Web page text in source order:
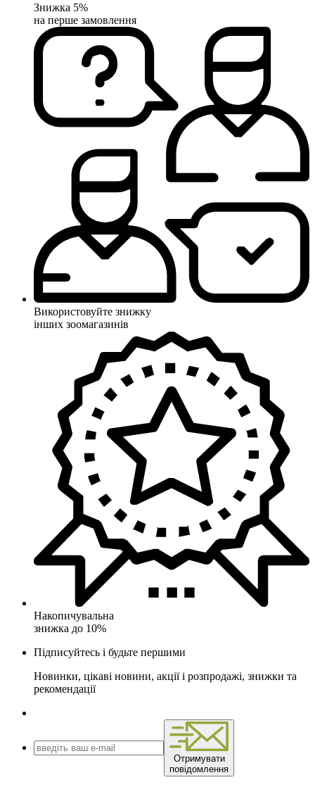
Знижка 5%
на перше замовлення
Використовуйте знижку
інших зоомагазинів
Накопичувальна
знижка до 10%
Підписуйтесь і будьте першими
Новинки, цікаві новини, акції і розпродажі, знижки та
рекомендації
Отримувати
повідомлення